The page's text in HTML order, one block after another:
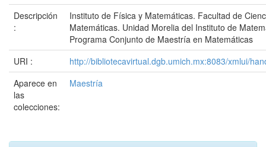
Descripción
:
Instituto de Física y Matemáticas. Facultad de
Matemáticas. Unidad Morelia del Instituto de
Programa Conjunto de Maestría en Matemáticas
URI :
http://bibliotecavirtual.dgb.umich.mx:8083/xmlui/
Aparece en
las
colecciones:
Maestría